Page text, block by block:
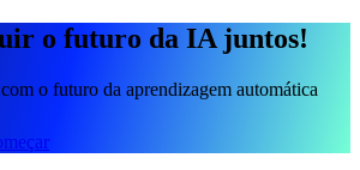
o futuro da IA juntos!
o futuro da aprendizagem automática